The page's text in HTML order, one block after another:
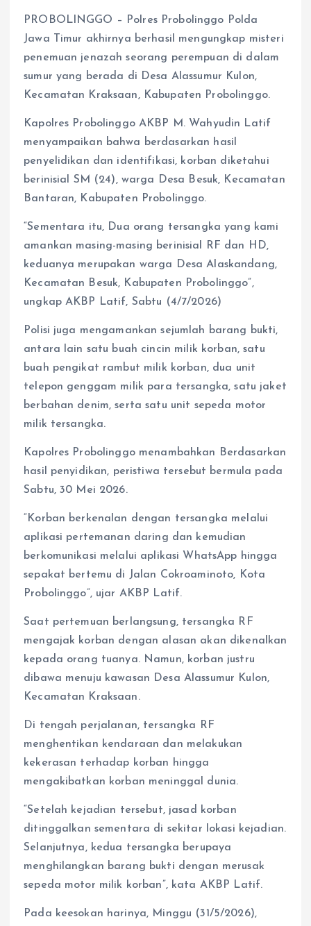
PROBOLINGGO – Polres Probolinggo Polda
Jawa Timur akhirnya berhasil mengungkap misteri
penemuan jenazah seorang perempuan di dalam
sumur yang berada di Desa Alassumur Kulon,
Kecamatan Kraksaan, Kabupaten Probolinggo.
Kapolres Probolinggo AKBP M. Wahyudin Latif
menyampaikan bahwa berdasarkan hasil
penyelidikan dan identifikasi, korban diketahui
berinisial SM (24), warga Desa Besuk, Kecamatan
Bantaran, Kabupaten Probolinggo.
“Sementara itu, Dua orang tersangka yang kami
amankan masing-masing berinisial RF dan HD,
keduanya merupakan warga Desa Alaskandang,
Kecamatan Besuk, Kabupaten Probolinggo”,
ungkap AKBP Latif, Sabtu (4/7/2026)
Polisi juga mengamankan sejumlah barang bukti,
antara lain satu buah cincin milik korban, satu
buah pengikat rambut milik korban, dua unit
telepon genggam milik para tersangka, satu jaket
berbahan denim, serta satu unit sepeda motor
milik tersangka.
Kapolres Probolinggo menambahkan Berdasarkan
hasil penyidikan, peristiwa tersebut bermula pada
Sabtu, 30 Mei 2026.
“Korban berkenalan dengan tersangka melalui
aplikasi pertemanan daring dan kemudian
berkomunikasi melalui aplikasi WhatsApp hingga
sepakat bertemu di Jalan Cokroaminoto, Kota
Probolinggo”, ujar AKBP Latif.
Saat pertemuan berlangsung, tersangka RF
mengajak korban dengan alasan akan dikenalkan
kepada orang tuanya. Namun, korban justru
dibawa menuju kawasan Desa Alassumur Kulon,
Kecamatan Kraksaan.
Di tengah perjalanan, tersangka RF
menghentikan kendaraan dan melakukan
kekerasan terhadap korban hingga
mengakibatkan korban meninggal dunia.
“Setelah kejadian tersebut, jasad korban
ditinggalkan sementara di sekitar lokasi kejadian.
Selanjutnya, kedua tersangka berupaya
menghilangkan barang bukti dengan merusak
sepeda motor milik korban”, kata AKBP Latif.
Pada keesokan harinya, Minggu (31/5/2026),